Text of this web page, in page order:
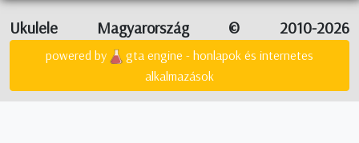
Ukulele Magyarország © 2010-2026
powered by
gta engine - honlapok és internetes
alkalmazások